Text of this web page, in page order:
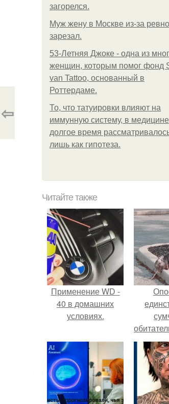
загорелся.
Mуж жену в Москве из-за
зарезал.
53-Летняя Джоке - одна из
женщин, которым помог фонд
van Tattoo, основанный в
Роттердаме.
То, что татуировки влияют на
иммунную систему, в медицине
долгое время
лишь как гипотеза.
⇦
Читайте также
Применение WD -
40 в домашних
условиях.